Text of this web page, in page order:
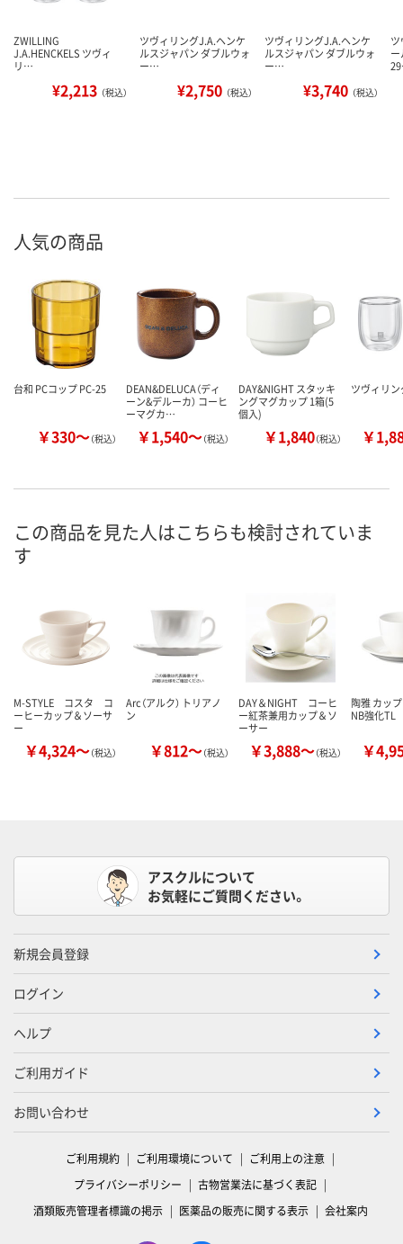
ZWILLING
J.A.HENCKELS ツヴィ
リ…
¥2,213 （税込）
ツヴィリングJ.A.ヘンケ
ルスジャパン ダブルウォ
ー…
¥2,750 （税込）
ツヴィリングJ.A.ヘンケ
ルスジャパン ダブルウォ
ー…
¥3,740 （税込）
人気の商品
台和 PCコップ PC-25
￥330～（税込）
DEAN&DELUCA（ディ
ーン&デルーカ） コーヒ
ーマグカ…
￥1,540～（税込）
DAY&NIGHT スタッキ
ングマグカップ 1箱(5
個入)
￥1,840（税込）
ツヴィリ
￥
この商品を見た人はこちらも検討されていま
す
M-STYLE コスタ コ
ーヒーカップ＆ソーサ
ー
￥4,324～（税込）
Arc（アルク） トリアノ
ン
￥812～（税込）
DAY＆NIGHT コーヒ
ー紅茶兼用カップ＆ソ
ーサー
￥3,888～（税込）
陶雅 カッ
NB強化TL
￥
アスクルについて
お気軽にご質問ください。
新規会員登録
ログイン
ヘルプ
ご利用ガイド
お問い合わせ
ご利用規約 ご利用環境について
ご利用上の注意
プライバシーポリシー
古物営業法に基づく表記
酒類販売管理者標識の掲示
医薬品の販売に関する表示 会社案内